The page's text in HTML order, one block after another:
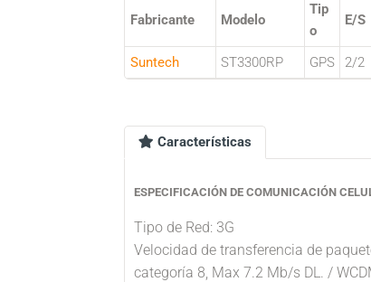
Fabricante Modelo
Tip
o
E/S
Suntech ST3300RP GPS 2/2
Características
ESPECIFICACIÓN DE COMUNICACIÓN
Tipo de Red: 3G
Velocidad de transferencia de
categoría 8, Max 7.2 Mb/s DL. /